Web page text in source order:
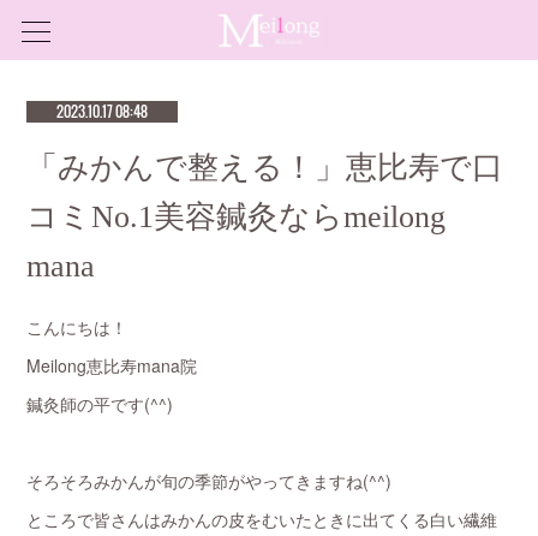
2023.10.17 08:48
「みかんで整える！」恵比寿で口
コミNo.1美容鍼灸ならmeilong
mana
こんにちは！
Meilong恵比寿mana院
鍼灸師の平です(^^)
そろそろみかんが旬の季節がやってきますね(^^)
ところで皆さんはみかんの皮をむいたときに出てくる白い繊維